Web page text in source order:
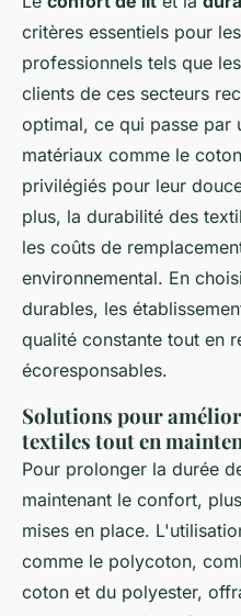
critères essentiels pour
professionnels tels que
clients de ces secteurs
optimal, ce qui passe par
matériaux comme le
privilégiés pour leur
plus, la durabilité des
les coûts de
environnemental. En
durables, les
qualité constante tout en
écoresponsables.
Solutions pour
textiles tout en
Pour prolonger la durée
maintenant le confort,
mises en place.
comme le polycoton,
coton et du polyester,